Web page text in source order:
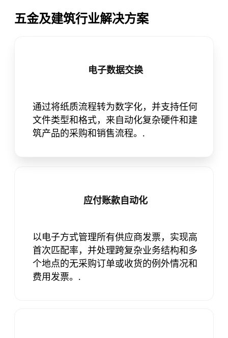
五金及建筑行业解决方案
电子数据交换
通过将纸质流程转为数字化，并支持任何
文件类型和格式，来自动化复杂硬件和建
筑产品的采购和销售流程。.
应付账款自动化
以电子方式管理所有供应商发票，实现高
首次匹配率，并处理跨复杂业务结构和多
个地点的无采购订单或收货的例外情况和
费用发票。.